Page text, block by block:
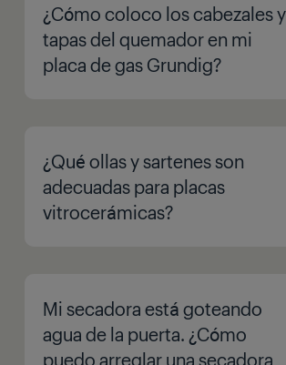
¿Cómo coloco los cabezales y
tapas del quemador en mi
placa de gas Grundig?
¿Qué ollas y sartenes son
adecuadas para placas
vitrocerámicas?
Mi secadora está goteando
agua de la puerta. ¿Cómo
puedo arreglar una secadora